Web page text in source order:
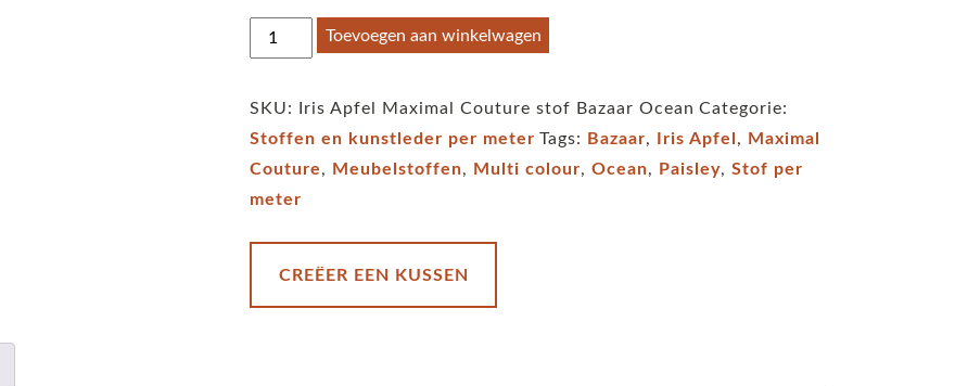
Iris
Apfel
Bazaar
Ocean
aantal
Toevoegen aan winkelwagen
SKU: Iris Apfel Maximal Couture stof Bazaar Ocean Categorie:
Stoffen en kunstleder per meter Tags: Bazaar, Iris Apfel ,
Maximal
Couture, Meubelstoffen, Multi colour,Ocean, Paisley,Stof per
meter
CREËER EEN KUSSEN